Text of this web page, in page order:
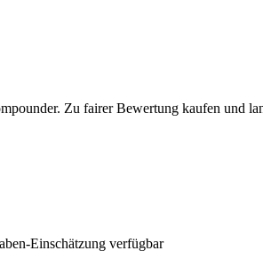
Zu fairer Bewertung kaufen und
Einschätzung verfügbar